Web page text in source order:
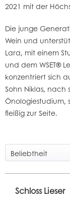
2021 mit der
Die junge
Wein und
Lara, mit einem
und dem WSET®
konzentriert sich
Sohn Niklas,
Önologiestudium,
fleißig zur Seite.
Schloss Lieser